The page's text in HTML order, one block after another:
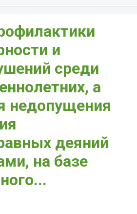
и
среди
а
недопущения
деяний
на базе